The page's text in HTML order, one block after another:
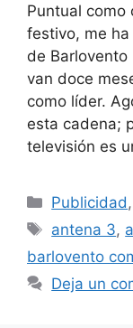
Puntual como
festivo, me
de Barlovento
van doce
como líder.
esta cadena;
televisión es
Categorías
Publicidad
Etiquetas
antena 3,
barlovento
Deja un